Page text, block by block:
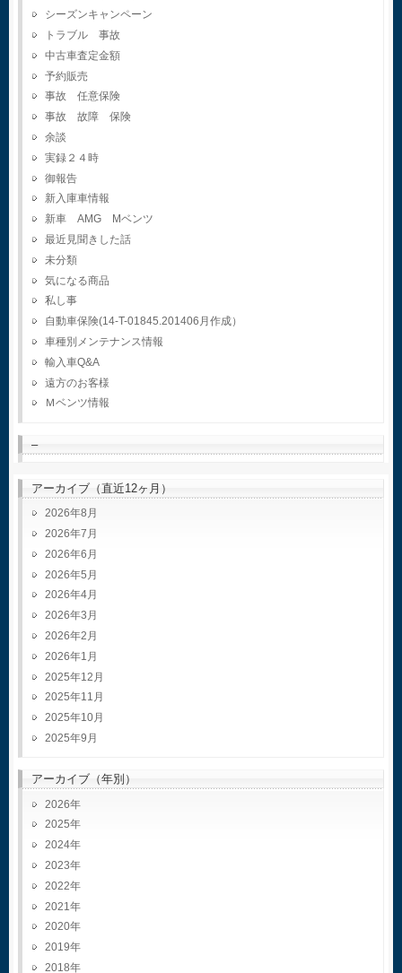
シーズンキャンペーン
トラブル 事故
中古車査定金額
予約販売
事故 任意保険
事故 故障 保険
余談
実録２４時
御報告
新入庫車情報
新車 AMG Mベンツ
最近見聞きした話
未分類
気になる商品
私し事
自動車保険(14-T-01845.201406月作成）
車種別メンテナンス情報
輸入車Q&A
遠方のお客様
Ｍベンツ情報
–
アーカイブ（直近12ヶ月）
2026年8月
2026年7月
2026年6月
2026年5月
2026年4月
2026年3月
2026年2月
2026年1月
2025年12月
2025年11月
2025年10月
2025年9月
アーカイブ（年別）
2026
2025
2024
2023
2022
2021
2020
2019
2018